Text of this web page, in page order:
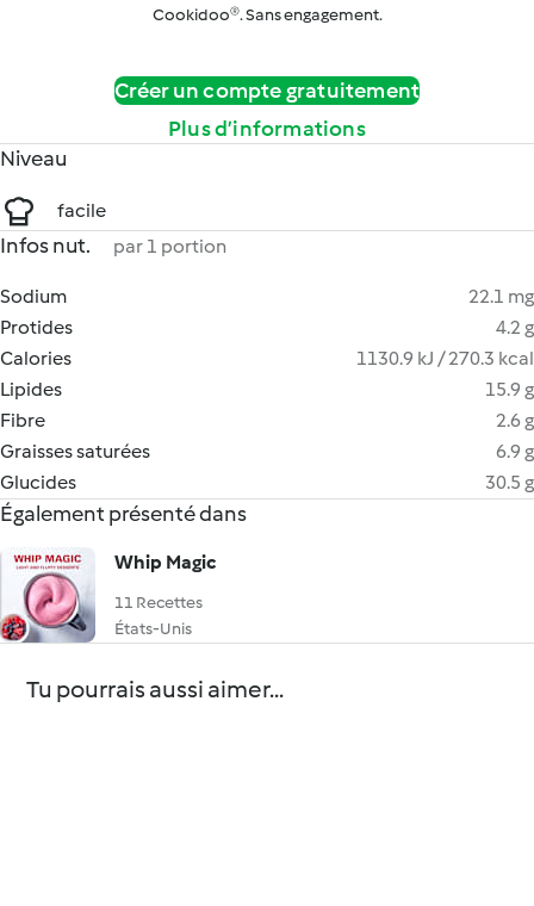
Cookidoo®. Sans engagement.
Créer un compte gratuitement
Plus d’informations
Niveau
facile
Infos nut. par 1 portion
Sodium
22.1 mg
Protides
4.2 g
Calories
1130.9 kJ / 270.3 kcal
Lipides
15.9 g
Fibre
2.6 g
Graisses saturées
6.9 g
Glucides
30.5 g
Également présenté dans
Whip Magic
11 Recettes
États-Unis
Tu pourrais aussi aimer...